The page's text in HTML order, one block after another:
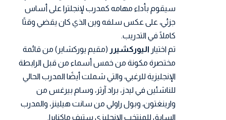
سيقوم بأداء مهامه كمدرب لإنجلترا على أساس
جزئي، على عكس سلفه وين الذي كان يقضي وقتًا
كاملًا في التدريب.
تم اختيار اليوركشيرر(مقيم يوركشاير) من قائمة
مختصرة مكونة من خمس أسماء من قبل الرابطة
الإنجليزية للرغبي، والتي شملت أيضًا المدرب الحالي
للناشئين في ليدز، براد آرثر، وسام بيرغس من
وارينغتون، وبول راولي من سانت هيلينز، والمدرب
السابق للمنتخب الإنجليزي ستيف ماكنايرا.